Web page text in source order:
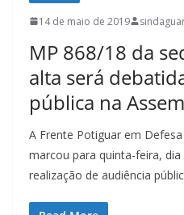
14 de maio de 2019
MP 868/18 da
alta será
pública na
A Frente Potiguar em
marcou para quinta-feira,
realização de audiência